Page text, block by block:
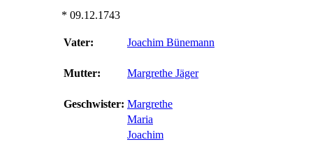
* 09.12.1743
Vater: Joachim Bünemann
Mutter: Margrethe Jäger
Geschwister: Margrethe
Maria
Joachim